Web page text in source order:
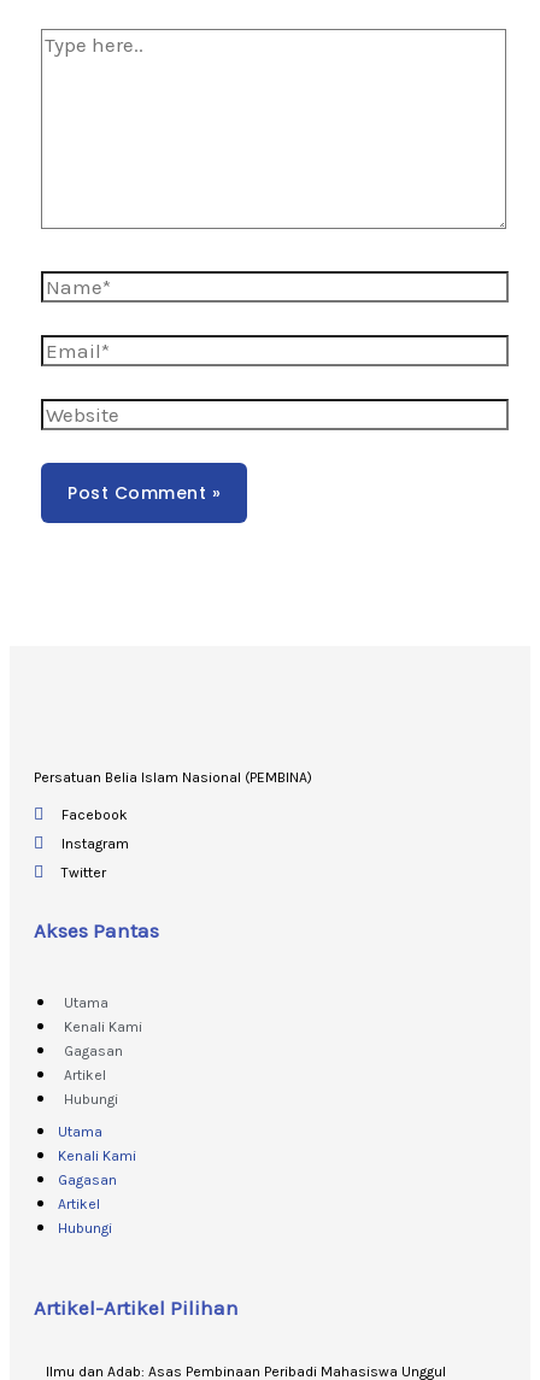
Persatuan Belia Islam Nasional (PEMBINA)
Facebook
Instagram
Twitter
Akses Pantas
Utama
Kenali Kami
Gagasan
Artikel
Hubungi
Utama
Kenali Kami
Gagasan
Artikel
Hubungi
Artikel-Artikel Pilihan
Ilmu dan Adab: Asas Pembinaan Peribadi Mahasiswa Unggul